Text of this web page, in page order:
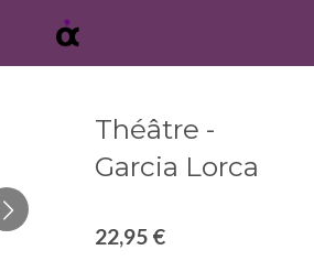
Théâtre -
Garcia Lorca
22,95 €